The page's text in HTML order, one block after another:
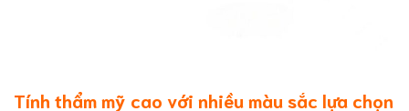
Tính thẩm mỹ cao với nhiều màu sắc lựa chọn